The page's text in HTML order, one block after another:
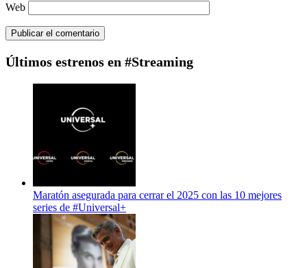
Web
Últimos estrenos en #Streaming
Maratón asegurada para cerrar el 2025 con las 10 mejores
series de #Universal+